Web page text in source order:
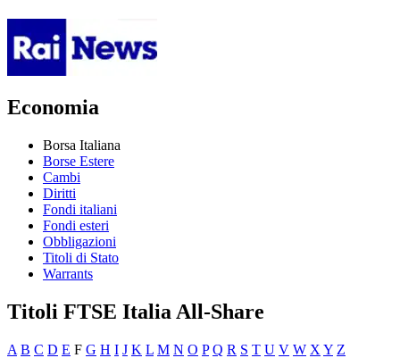
Economia
Borsa Italiana
Borse Estere
Cambi
Diritti
Fondi italiani
Fondi esteri
Obbligazioni
Titoli di Stato
Warrants
Titoli FTSE Italia All-Share
A B C D E F G H I J K L M N O P Q R S T U V W X Y Z